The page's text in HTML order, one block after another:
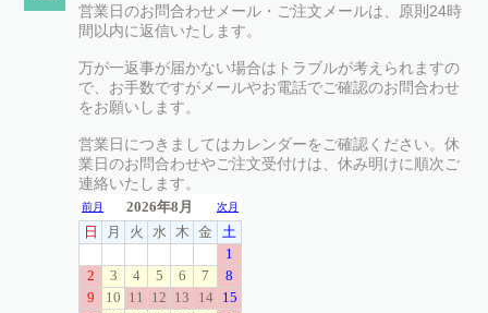
営業日のお問合わせメール・ご注文メールは、原則24時
間以内に返信いたします。
万が一返事が届かない場合はトラブルが考えられますの
で、お手数ですがメールやお電話でご確認のお問合わせ
をお願いします。
営業日につきましてはカレンダーをご確認ください。休
業日のお問合わせやご注文受付けは、休み明けに順次ご
連絡いたします。